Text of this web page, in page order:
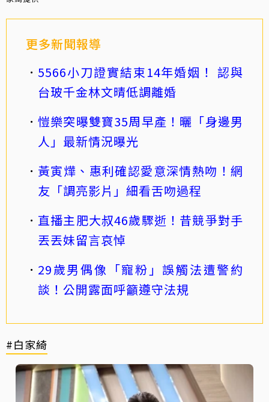
更多新聞報導
5566小刀證實結束14年婚姻！ 認與
台玻千金林文晴低調離婚
愷樂突曝雙寶35周早產！曬「身邊男
人」最新情況曝光
黃寅燁、惠利確認愛意深情熱吻！網
友「調亮影片」細看舌吻過程
直播主肥大叔46歲驟逝！昔競爭對手
丟丟妹留言哀悼
29歲男偶像「寵粉」誤觸法遭警約
談！公開露面呼籲遵守法規
#白家綺